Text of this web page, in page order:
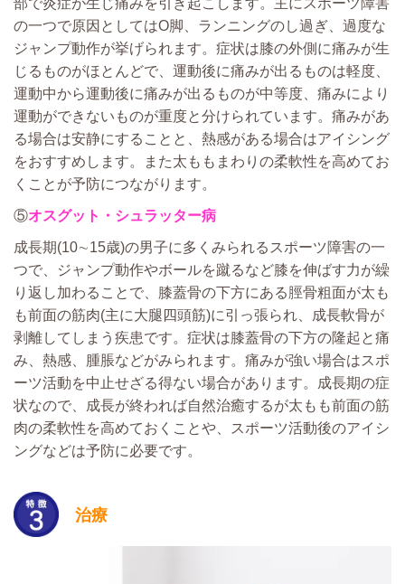
部で炎症が生じ痛みを引き起こします。主にスポーツ障害
の一つで原因としてはO脚、ランニングのし過ぎ、過度な
ジャンプ動作が挙げられます。症状は膝の外側に痛みが生
じるものがほとんどで、運動後に痛みが出るものは軽度、
運動中から運動後に痛みが出るものが中等度、痛みにより
運動ができないものが重度と分けられています。痛みがあ
る場合は安静にすることと、熱感がある場合はアイシング
をおすすめします。また太ももまわりの柔軟性を高めてお
くことが予防につながります。
⑤オスグット・シュラッター病
成長期(10∼15歳)の男子に多くみられるスポーツ障害の一
つで、ジャンプ動作やボールを蹴るなど膝を伸ばす力が繰
り返し加わることで、膝蓋骨の下方にある脛骨粗面が太も
も前面の筋肉(主に大腿四頭筋)に引っ張られ、成長軟骨が
剥離してしまう疾患です。症状は膝蓋骨の下方の隆起と痛
み、熱感、腫脹などがみられます。痛みが強い場合はスポ
ーツ活動を中止せざる得ない場合があります。成長期の症
状なので、成長が終われば自然治癒するが太もも前面の筋
肉の柔軟性を高めておくことや、スポーツ活動後のアイシ
ングなどは予防に必要です。
治療